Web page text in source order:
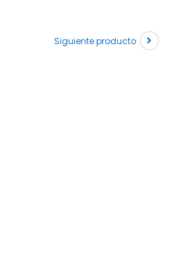
Siguiente producto